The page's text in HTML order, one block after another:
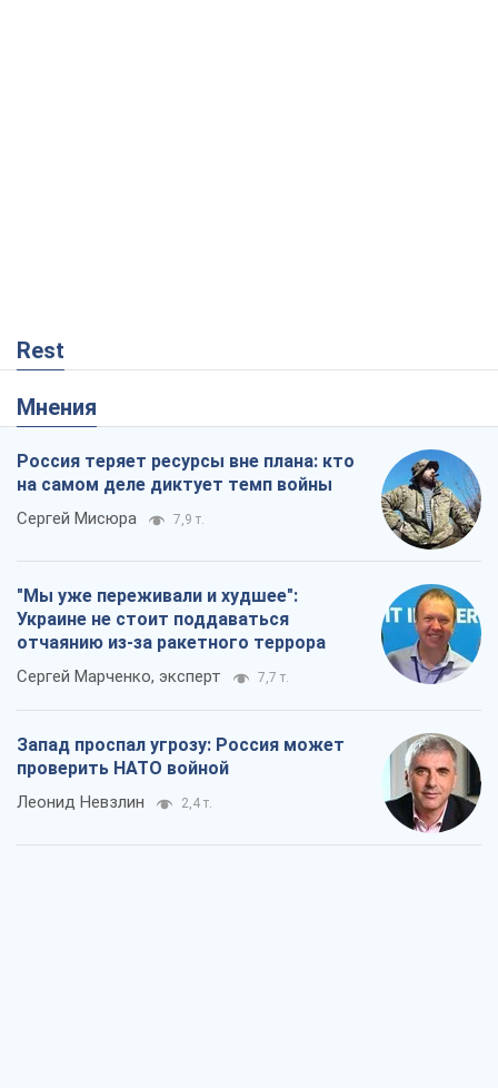
Rest
Мнения
Россия теряет ресурсы вне плана: кто
Сергей Мисюра 7,9 т.
"Мы уже переживали и худшее":
Украине не стоит поддаваться
отчаянию из-за ракетного террора
Сергей Марченко, эксперт 7,7 т.
Запад проспал угрозу: Россия может